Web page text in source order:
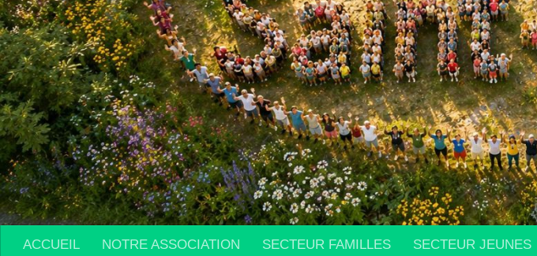
ACCUEIL NOTRE ASSOCIATION SECTEUR FAMILLES SECTEUR JEUNES